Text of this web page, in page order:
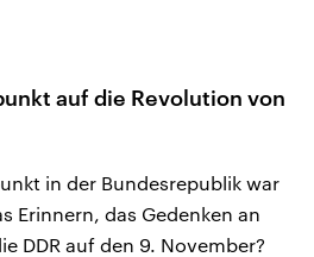
auf die Revolution von
in der Bundesrepublik war
Erinnern, das Gedenken an
DDR auf den 9. November?